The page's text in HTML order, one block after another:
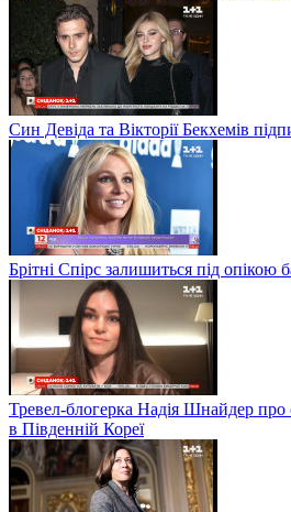
Син Девіда та Вікторії Бекхемів
Брітні Спірс залишиться під опікою
Тревел-блогерка Надія Шнайдер про
в Південній Кореї